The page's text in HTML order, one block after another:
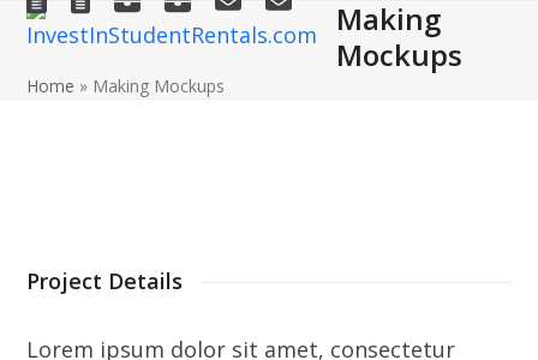
Skip
content
Open
mobile
Close
mobile
Making
Mockups
Home » Making Mockups
Project Details
Lorem ipsum dolor sit amet, consectetur